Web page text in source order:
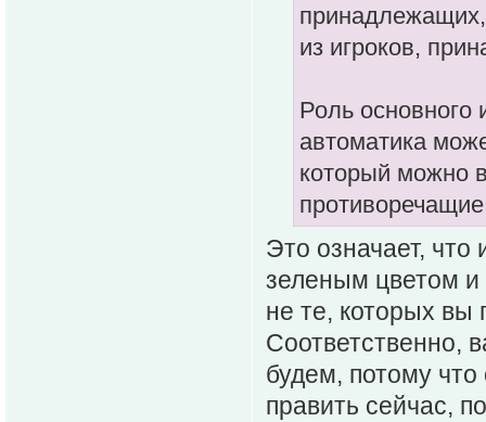
принадлежащих,
из игроков,
Роль основного
автоматика
который можно
Это означает,
зеленым цветом и
не те, которых вы
Соответственно,
будем, потому
править сейчас,